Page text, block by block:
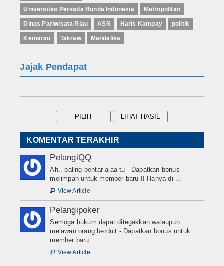
Universitas Persada Bunda Indonesia Metropolitan
Dinas Pariwisata Riau ASN Haris Kampay politik
Kemarau Takraw Mandalika
Jajak Pendapat
KOMENTAR TERAKHIR
PelangiQQ
Ah.. paling bentar ajaa tu - Dapatkan bonus
melimpah untuk member baru !! Hanya di ...
 View Article
Pelangipoker
Semoga hukum dapat ditegakkan walaupun
melawan orang berduit - Dapatkan bonus untuk
member baru ...
 View Article